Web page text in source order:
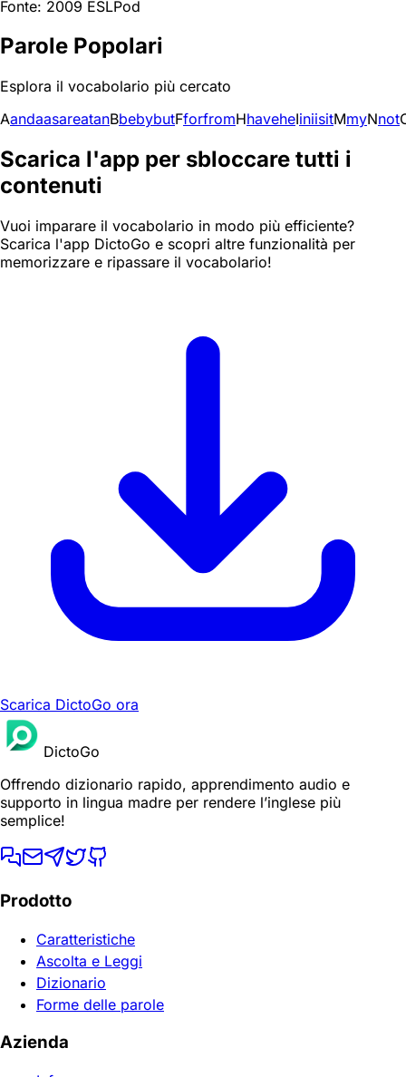
Fonte: 2009 ESLPod
Parole Popolari
Esplora il vocabolario più cercato
AandaasareatanBbebybutFforfromHhaveheIiniisitMmyNnot
Scarica l'app per sbloccare tutti i
contenuti
Vuoi imparare il vocabolario in modo più efficiente?
Scarica l'app DictoGo e scopri altre funzionalità per
memorizzare e ripassare il vocabolario!
Scarica DictoGo ora
DictoGo
Offrendo dizionario rapido, apprendimento audio e
supporto in lingua madre per rendere l’inglese più
semplice!
Prodotto
Caratteristiche
Ascolta e Leggi
Dizionario
Forme delle parole
Azienda